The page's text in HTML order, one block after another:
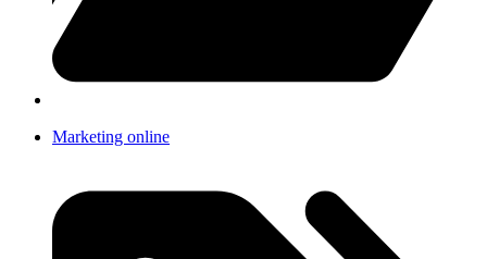
Marketing online